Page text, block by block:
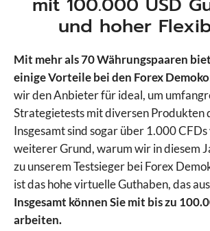
und hoher
Mit mehr als 70 Währungspaaren
einige Vorteile bei den Forex
wir den Anbieter für ideal, um
Strategietests mit diversen Produkten
Insgesamt sind sogar über 1.000
weiterer Grund, warum wir in diesem
zu unserem Testsieger bei Forex
ist das hohe virtuelle Guthaben, das
Insgesamt können Sie mit bis zu
arbeiten.